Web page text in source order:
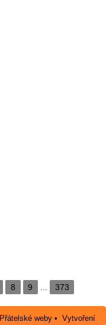
8 9 ... 373
Přátelské weby •Vytvoření